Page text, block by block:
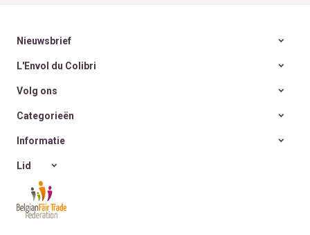
Nieuwsbrief
L'Envol du Colibri
Volg ons
Categorieën
Informatie
Lid